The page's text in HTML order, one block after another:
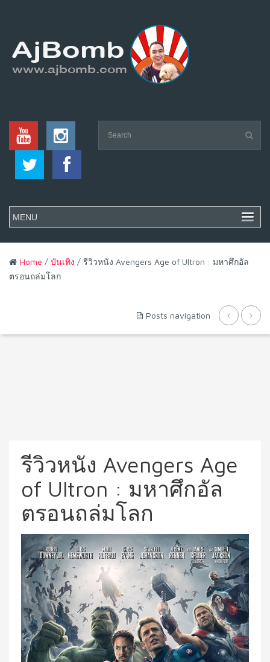
Home / บันเทิง / รีวิวหนัง Avengers Age of Ultron : มหาศึกอัล
ตรอนถล่มโลก
Posts navigation
รีวิวหนัง Avengers Age
of Ultron : มหาศึกอัล
ตรอนถล่มโลก